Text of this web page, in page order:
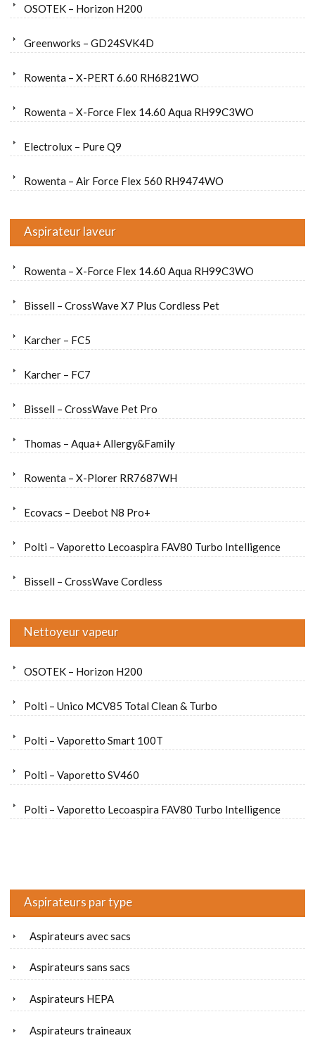
OSOTEK – Horizon H200
Greenworks – GD24SVK4D
Rowenta – X-PERT 6.60 RH6821WO
Rowenta – X-Force Flex 14.60 Aqua RH99C3WO
Electrolux – Pure Q9
Rowenta – Air Force Flex 560 RH9474WO
Aspirateur laveur
Rowenta – X-Force Flex 14.60 Aqua RH99C3WO
Bissell – CrossWave X7 Plus Cordless Pet
Karcher – FC5
Karcher – FC7
Bissell – CrossWave Pet Pro
Thomas – Aqua+ Allergy&Family
Rowenta – X-Plorer RR7687WH
Ecovacs – Deebot N8 Pro+
Polti – Vaporetto Lecoaspira FAV80 Turbo Intelligence
Bissell – CrossWave Cordless
Nettoyeur vapeur
OSOTEK – Horizon H200
Polti – Unico MCV85 Total Clean & Turbo
Polti – Vaporetto Smart 100T
Polti – Vaporetto SV460
Polti – Vaporetto Lecoaspira FAV80 Turbo Intelligence
Aspirateurs par type
Aspirateurs avec sacs
Aspirateurs sans sacs
Aspirateurs HEPA
Aspirateurs traineaux